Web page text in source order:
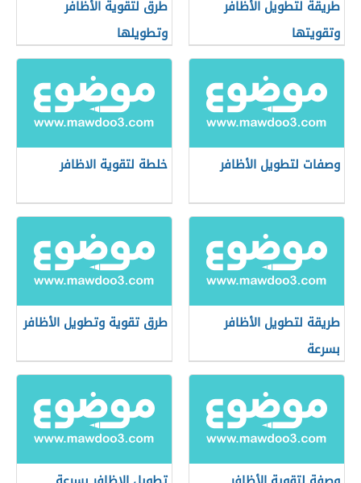
طريقة لتطويل الأظافر
وتقويتها
طرق لتقوية الأظافر
وتطويلها
وصفات لتطويل الأظافر خلطة لتقوية الاظافر
طريقة لتطويل الأظافر
بسرعة
طرق تقوية وتطويل الأظافر